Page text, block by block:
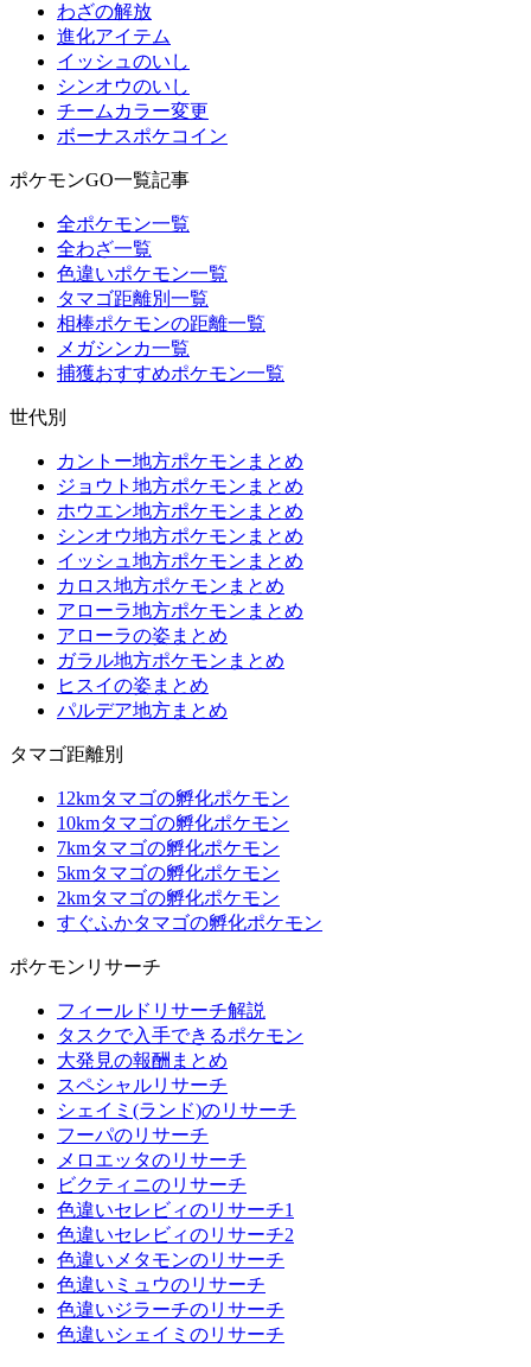
わざの解放
進化アイテム
イッシュのいし
シンオウのいし
チームカラー変更
ボーナスポケコイン
ポケモンGO一覧記事
全ポケモン一覧
全わざ一覧
色違いポケモン一覧
タマゴ距離別一覧
相棒ポケモンの距離一覧
メガシンカ一覧
捕獲おすすめポケモン一覧
世代別
カントー地方ポケモンまとめ
ジョウト地方ポケモンまとめ
ホウエン地方ポケモンまとめ
シンオウ地方ポケモンまとめ
イッシュ地方ポケモンまとめ
カロス地方ポケモンまとめ
アローラ地方ポケモンまとめ
アローラの姿まとめ
ガラル地方ポケモンまとめ
ヒスイの姿まとめ
パルデア地方まとめ
タマゴ距離別
12kmタマゴの孵化ポケモン
10kmタマゴの孵化ポケモン
7kmタマゴの孵化ポケモン
5kmタマゴの孵化ポケモン
2kmタマゴの孵化ポケモン
すぐふかタマゴの孵化ポケモン
ポケモンリサーチ
フィールドリサーチ解説
タスクで入手できるポケモン
大発見の報酬まとめ
スペシャルリサーチ
シェイミ(ランド)のリサーチ
フーパのリサーチ
メロエッタのリサーチ
ビクティニのリサーチ
色違いセレビィのリサーチ1
色違いセレビィのリサーチ2
色違いメタモンのリサーチ
色違いミュウのリサーチ
色違いジラーチのリサーチ
色違いシェイミのリサーチ